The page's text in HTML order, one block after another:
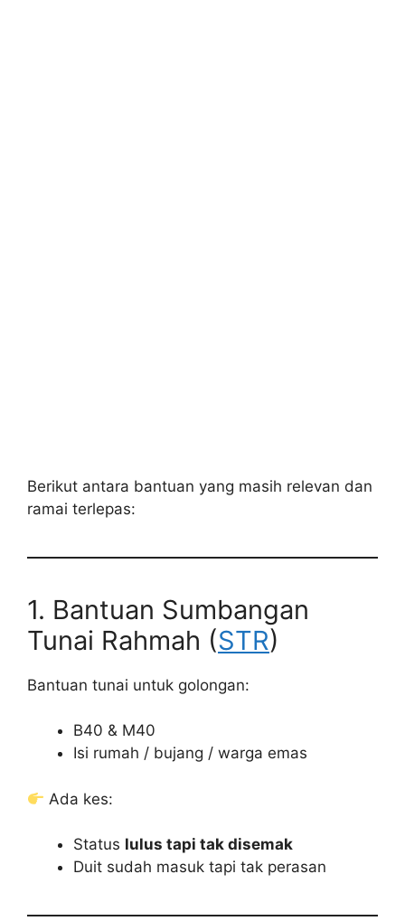
Berikut antara bantuan yang masih relevan dan
ramai terlepas:
1. Bantuan Sumbangan
Tunai Rahmah (STR)
Bantuan tunai untuk golongan:
B40 & M40
Isi rumah / bujang / warga emas
Ada kes:
Status lulus tapi tak disemak
Duit sudah masuk tapi tak perasan